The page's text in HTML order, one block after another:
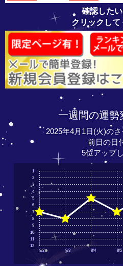
確認した
クリックして
一週間の運勢
2025年4月1日(火)のさ
前日の日
5位アップ
8/2 8/3 8/4 8/5
12
11
10
9
8
7
6
5
4
3
2
1